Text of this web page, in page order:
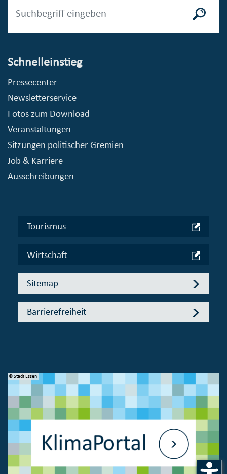
Schnelleinstieg
Pressecenter
Newsletterservice
Fotos zum Download
Veranstaltungen
Sitzungen politischer Gremien
Job & Karriere
Ausschreibungen
Tourismus
Wirtschaft
Sitemap
Barrierefreiheit
© Stadt Essen